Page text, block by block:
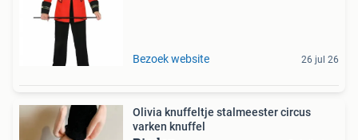
Bezoek website 26 jul 26
Olivia knuffeltje stalmeester circus
varken knuffel